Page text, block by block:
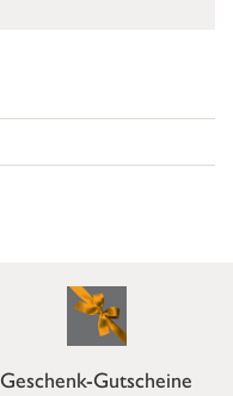
Geschenk-Gutscheine